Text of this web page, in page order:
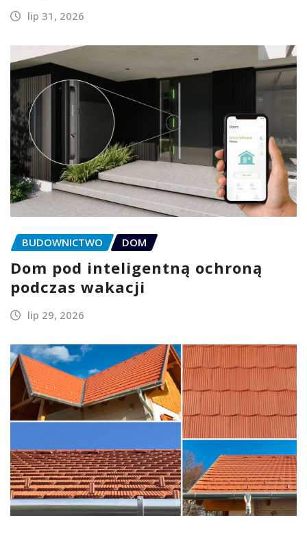
lip 31, 2026
BUDOWNICTWO DOM
Dom pod inteligentną ochroną
podczas wakacji
lip 29, 2026